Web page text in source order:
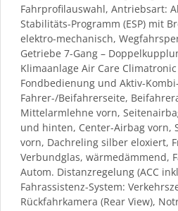
Fahrprofilauswahl, Antriebsart:
Stabilitäts-Programm (ESP) mit
elektro-mechanisch,
Getriebe 7-Gang –
Klimaanlage Air Care
Fondbedienung und Aktiv-
Fahrer-/Beifahrerseite,
Mittelarmlehne vorn,
und hinten, Center-Airbag vorn,
vorn, Dachreling silber eloxiert,
Verbundglas, wärmedämmend,
Autom. Distanzregelung (ACC
Fahrassistenz-System:
Rückfahrkamera (Rear View),